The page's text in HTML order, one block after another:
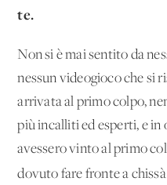
te.
Non si è mai sentito da
nessun videogioco che si
arrivata al primo colpo,
più incalliti ed esperti, e in
avessero vinto al primo
dovuto fare fronte a